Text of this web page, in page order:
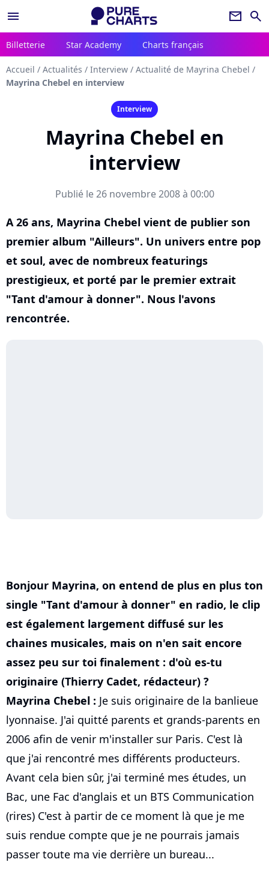
menu newsletter search
Billetterie Star Academy Charts français
Accueil / Actualités / Interview / Actualité de Mayrina Chebel /
Mayrina Chebel en interview
Interview
Mayrina Chebel en
interview
Publié le 26 novembre 2008 à 00:00
A 26 ans, Mayrina Chebel vient de publier son
premier album "Ailleurs". Un univers entre pop
et soul, avec de nombreux featurings
prestigieux, et porté par le premier extrait
"Tant d'amour à donner". Nous l'avons
rencontrée.
Bonjour Mayrina, on entend de plus en plus ton
single "Tant d'amour à donner" en radio, le clip
est également largement diffusé sur les
chaines musicales, mais on n'en sait encore
assez peu sur toi finalement : d'où es-tu
originaire (Thierry Cadet, rédacteur) ?
Mayrina Chebel : Je suis originaire de la banlieue
lyonnaise. J'ai quitté parents et grands-parents en
2006 afin de venir m'installer sur Paris. C'est là
que j'ai rencontré mes différents producteurs.
Avant cela bien sûr, j'ai terminé mes études, un
Bac, une Fac d'anglais et un BTS Communication
(rires) C'est à partir de ce moment là que je me
suis rendue compte que je ne pourrais jamais
passer toute ma vie derrière un bureau...